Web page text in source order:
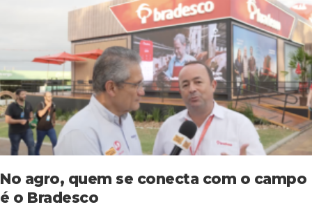
No agro, quem se conecta com o campo
é o Bradesco